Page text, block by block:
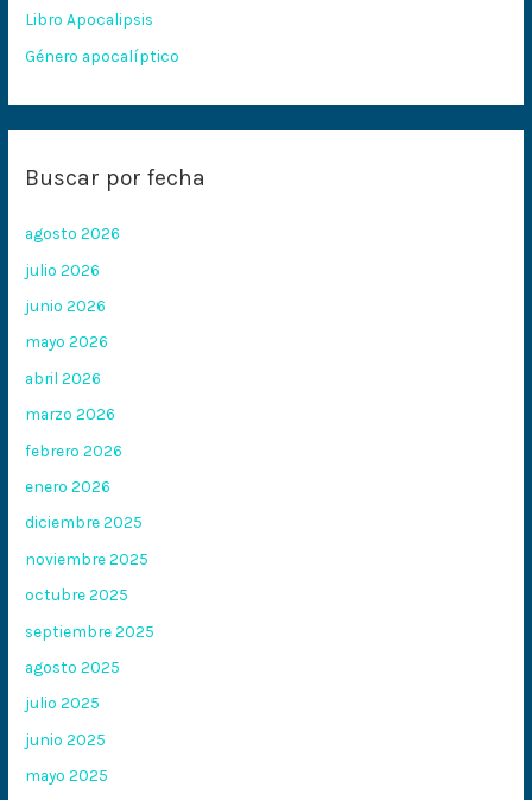
:Libro Apocalipsis
Género apocalíptico
Buscar por fecha
agosto 2026
julio 2026
junio 2026
mayo 2026
abril 2026
marzo 2026
febrero 2026
enero 2026
diciembre 2025
noviembre 2025
octubre 2025
septiembre 2025
agosto 2025
julio 2025
junio 2025
mayo 2025